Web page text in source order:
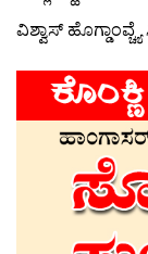
ವಿಶ್ವಾಸ್